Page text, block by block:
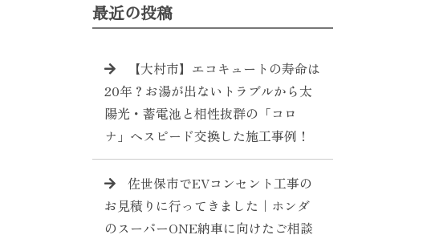
最近の投稿
【大村市】エコキュートの寿命は
20年？お湯が出ないトラブルから太
陽光・蓄電池と相性抜群の「コロ
ナ」へスピード交換した施工事例！
佐世保市でEVコンセント工事の
お見積りに行ってきました｜ホンダ
のスーパーONE納車に向けたご相談